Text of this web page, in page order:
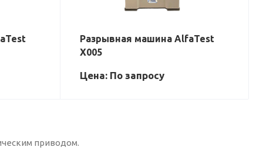
Разрывная машина AlfaTest
X005
Цена: По запросу
приводом.